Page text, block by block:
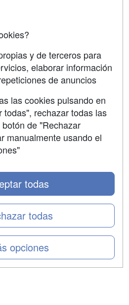
SÍGUENOS EN:
y de terceros para
elaborar información
de anuncios
las cookies pulsando en
todas", rechazar todas las
de "Rechazar
manualmente usando el
opciones
todas
todas